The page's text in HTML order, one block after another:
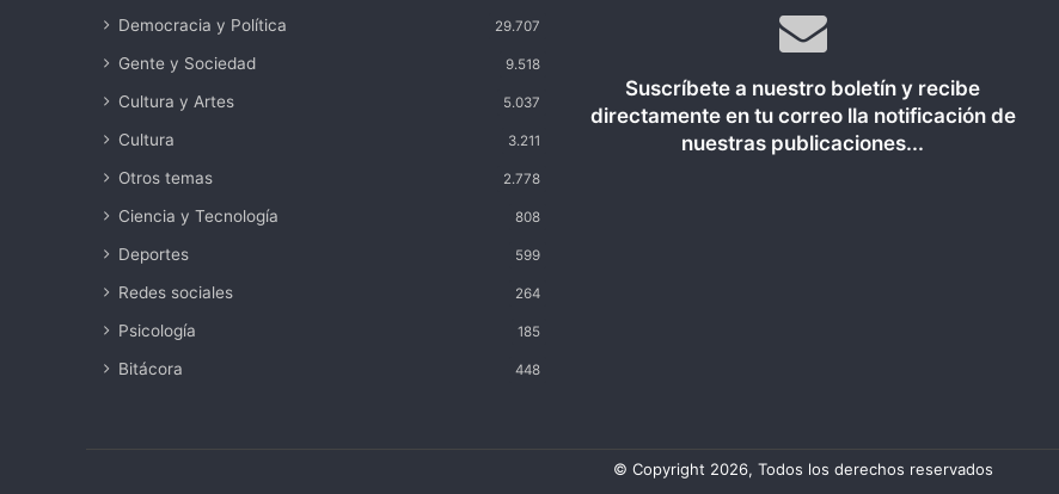
Democracia y Política 29.707
Gente y Sociedad 9.518
Cultura y Artes 5.037
Cultura 3.211
Otros temas 2.778
Ciencia y Tecnología 808
Deportes 599
Redes sociales 264
Psicología 185
Bitácora 448
Suscríbete a nuestro boletín y recibe
directamente en tu correo lla notificación de
nuestras publicaciones...
© Copyright 2026, Todos los derechos reservados